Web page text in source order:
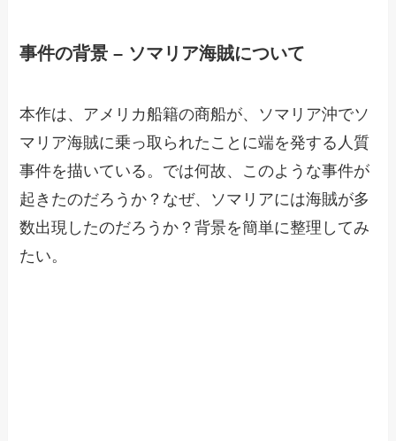
事件の背景 – ソマリア海賊について
本作は、アメリカ船籍の商船が、ソマリア沖でソ
マリア海賊に乗っ取られたことに端を発する人質
事件を描いている。では何故、このような事件が
起きたのだろうか？なぜ、ソマリアには海賊が多
数出現したのだろうか？背景を簡単に整理してみ
たい。